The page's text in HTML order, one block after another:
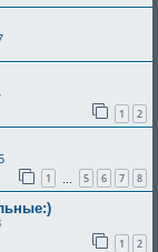
1 2
1 5 6 7 8
1 2